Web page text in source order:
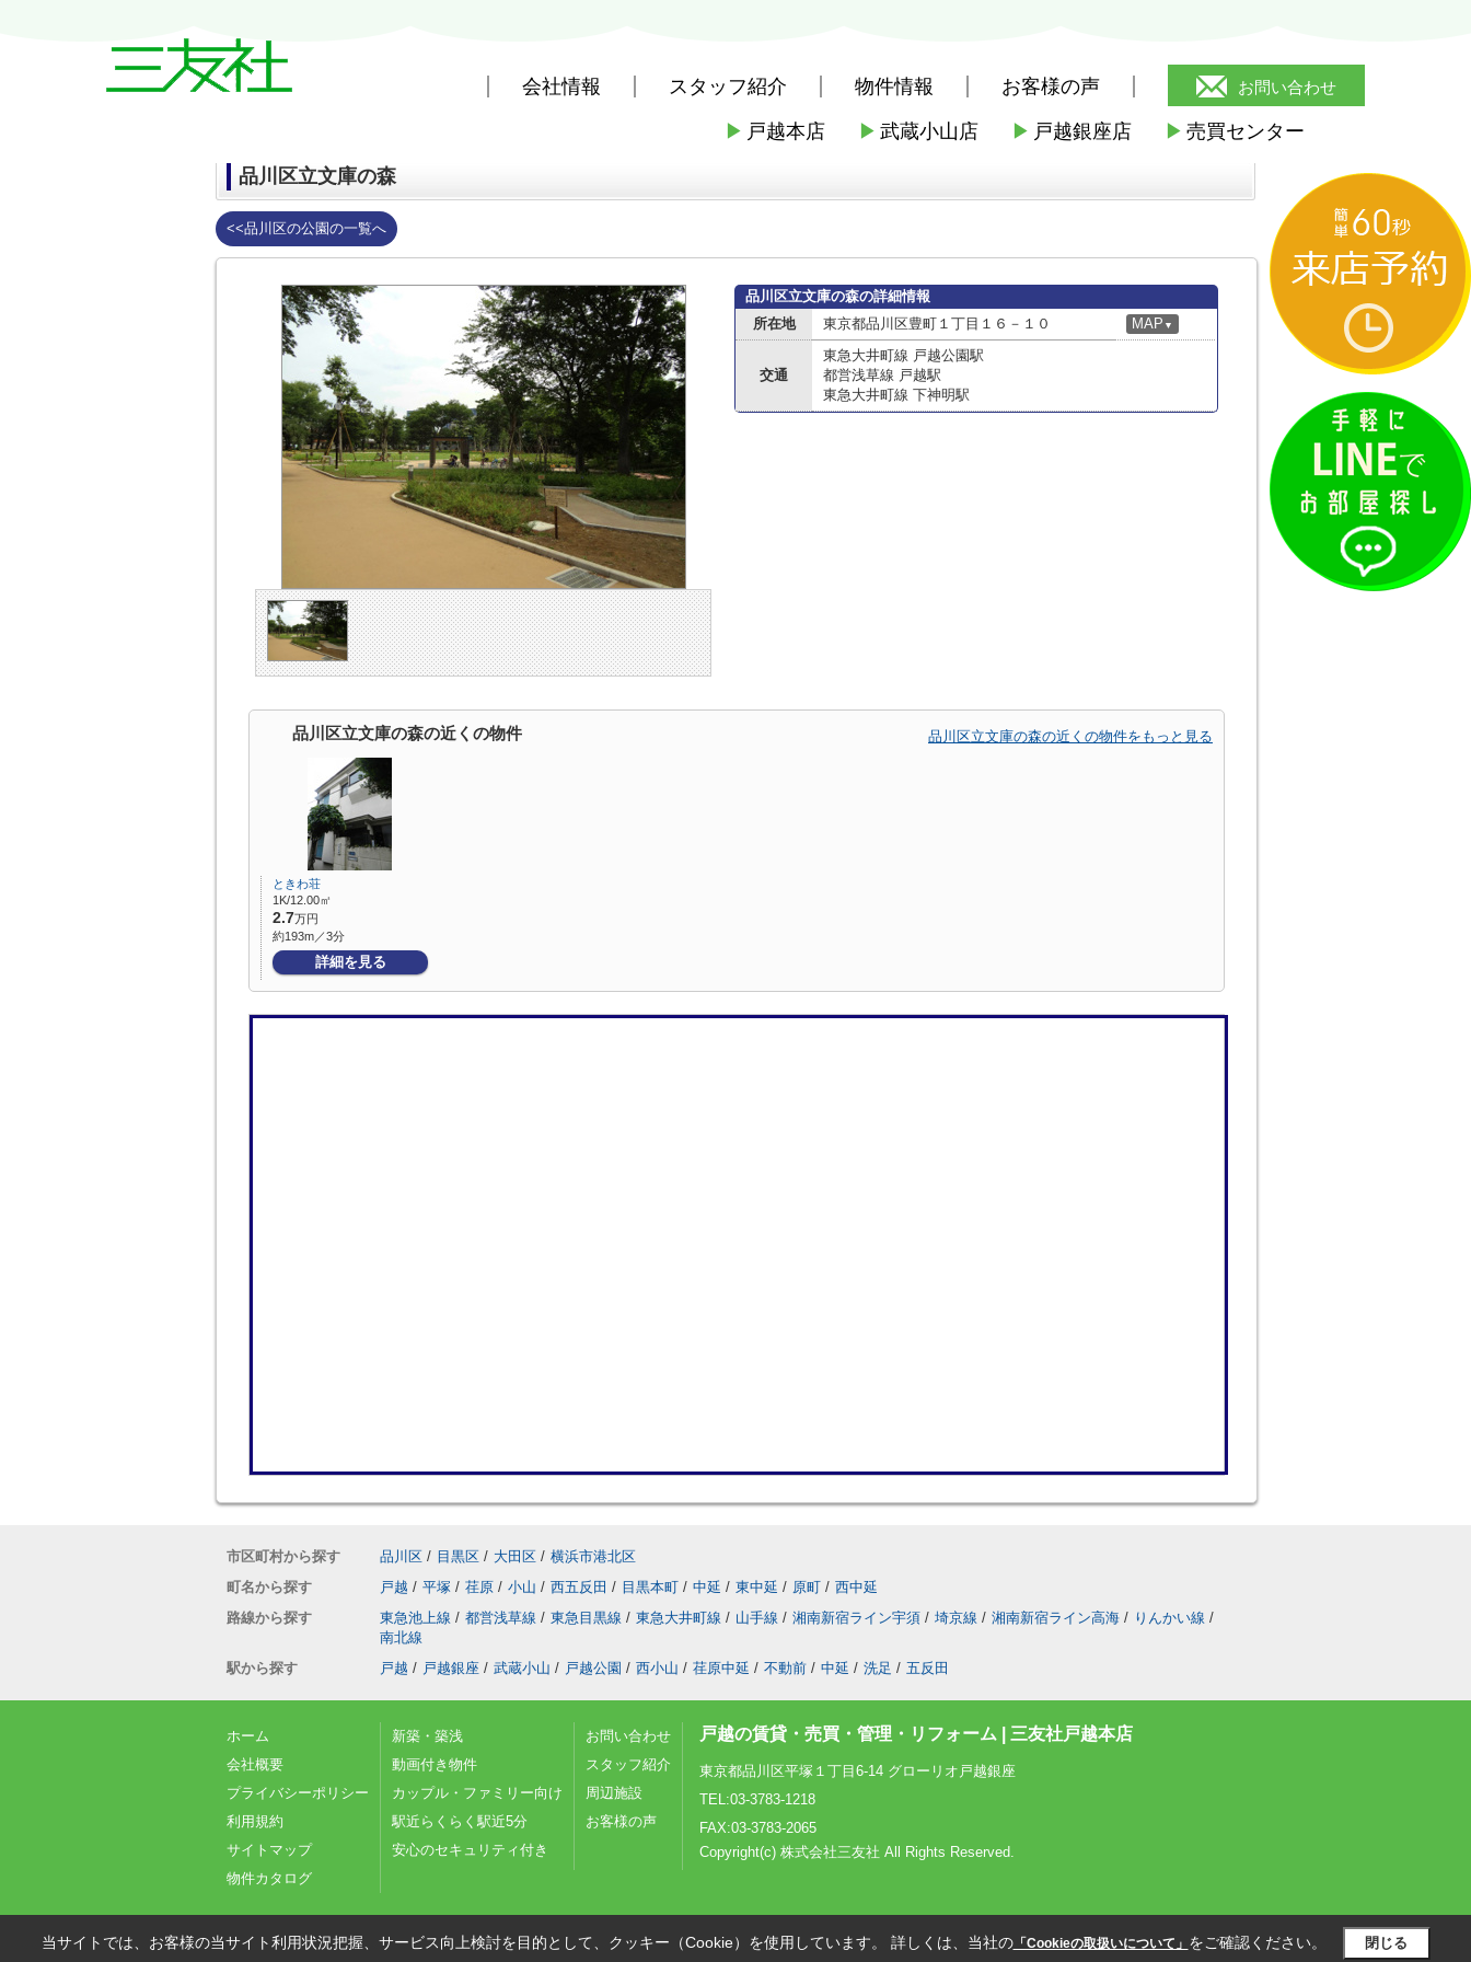
会社情報 スタッフ紹介 物件情報 お客様の声 お問い合わせ
▶ 戸越本店 ▶ 武蔵小山店 ▶ 戸越銀座店 ▶ 売買センター
品川区 > 品川区の公園 > 品川区立文庫の森
品川区立文庫の森
<<品川区の公園の一覧へ
品川区立文庫の森の詳細情報
所在地
東京都品川区豊町１丁目１６－１０ MAP ▼
交通
東急大井町線 戸越公園駅
都営浅草線 戸越駅
東急大井町線 下神明駅
品川区立文庫の森の近くの物件 品川区立文庫の森の近くの物件をもっと見る
ときわ荘
1K/12.00㎡
2.7万円
約193m／3分
詳細を見る
市区町村から探す 品川区 / 目黒区 / 大田区 / 横浜市港北区
町名から探す
戸越 / 平塚 / 荏原 / 小山 / 西五反田 / 目黒本町 / 中延 / 東中延 / 原町 / 西中延
路線から探す
東急池上線 / 都営浅草線 / 東急目黒線 / 東急大井町線 / 山手線 / 湘南新宿ライン宇須 / 埼京線 / 湘南新宿ライン高海 / りんかい線 /
南北線
駅から探す
戸越 / 戸越銀座 / 武蔵小山 / 戸越公園 / 西小山 / 荏原中延 / 不動前 / 中延 / 洗足 / 五反田
ホーム
会社概要
プライバシーポリシー
利用規約
サイトマップ
物件カタログ
新築・築浅
動画付き物件
カップル・ファミリー向け
駅近らくらく駅近5分
安心のセキュリティ付き
お問い合わせ
スタッフ紹介
周辺施設
お客様の声
戸越の賃貸・売買・管理・リフォーム | 三友社戸越本店
東京都品川区平塚１丁目6-14 グローリオ戸越銀座
TEL:03-3783-1218
FAX:03-3783-2065
Copyright(c) 株式会社三友社 All Rights Reserved.
当サイトでは、お客様の当サイト利用状況把握、サービス向上検討を目的として、クッキー（Cookie）を使用しています。 詳しくは、当社の「Cookieの取扱いについて」 をご確認ください。 閉じる